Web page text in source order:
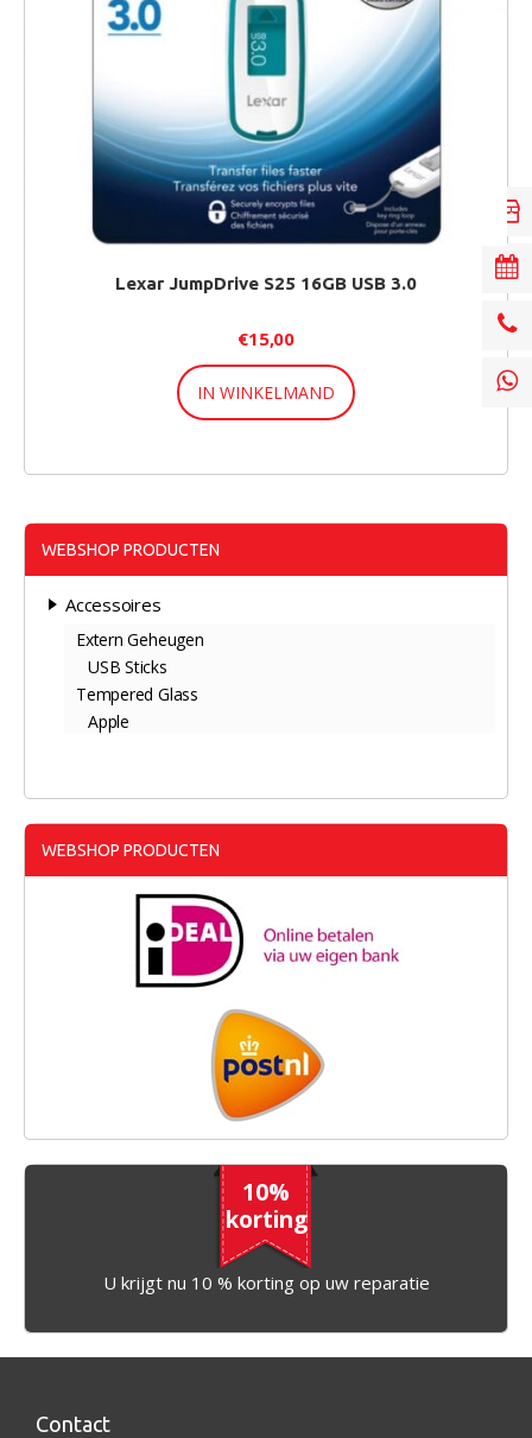
Lexar JumpDrive S25 16GB USB 3.0
€15,00
IN WINKELMAND
WEBSHOP PRODUCTEN
Accessoires
Extern Geheugen
USB Sticks
Tempered Glass
Apple
WEBSHOP PRODUCTEN
10%
korting
U krijgt nu 10 % korting op uw reparatie
Contact